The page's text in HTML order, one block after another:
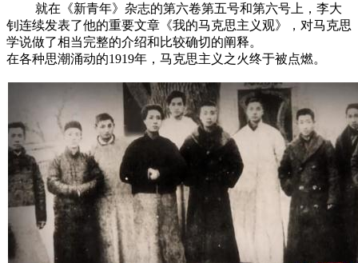
就在《新青年》杂志的第六卷第五号和第六号上，李大
钊连续发表了他的重要文章《我的马克思主义观》，对马克思
学说做了相当完整的介绍和比较确切的阐释。
在各种思潮涌动的1919年，马克思主义之火终于被点燃。